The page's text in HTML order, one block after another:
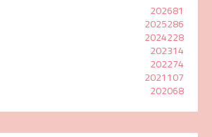
202681
2025286
2024228
202314
202274
2021107
202068